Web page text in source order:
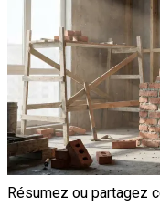
Résumez ou partagez